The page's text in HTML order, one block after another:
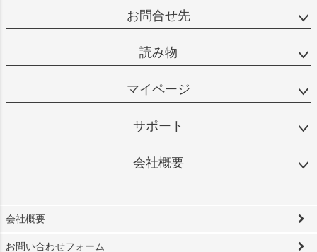
お問合せ先
読み物
マイページ
サポート
会社概要
会社概要
お問い合わせフォーム